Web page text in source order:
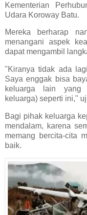
Kementerian
Udara Koroway Batu.
Mereka berharap
menangani aspek
dapat mengambil
"Kiranya tidak ada
Saya enggak bisa
keluarga lain yang
keluarga) seperti ini,"
Bagi pihak keluarga
mendalam, karena
memang bercita-cita
baik.